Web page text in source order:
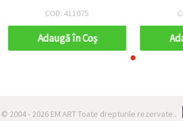
COD: 411075
Adaugă în Coş
© 2004 - 2026 EM ART Toate drepturile rezervate..